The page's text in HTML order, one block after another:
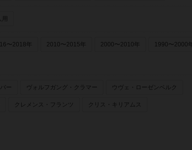
〜2018年 2010〜2015年 2000〜2010年 1990〜2000年
ー ヴォルフガング・クラマー ウヴェ・ローゼンベルク
クレメンス・フランツ クリス・キリアムス